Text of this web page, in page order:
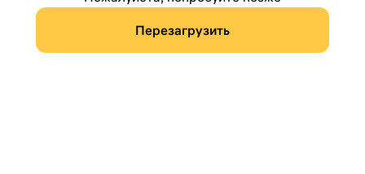
Перезагрузить